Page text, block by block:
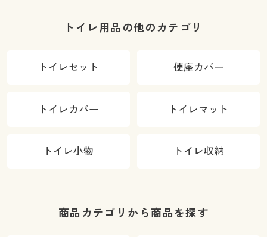
トイレ用品の他のカテゴリ
トイレセット 便座カバー
トイレカバー トイレマット
トイレ小物 トイレ収納
商品カテゴリから商品を探す